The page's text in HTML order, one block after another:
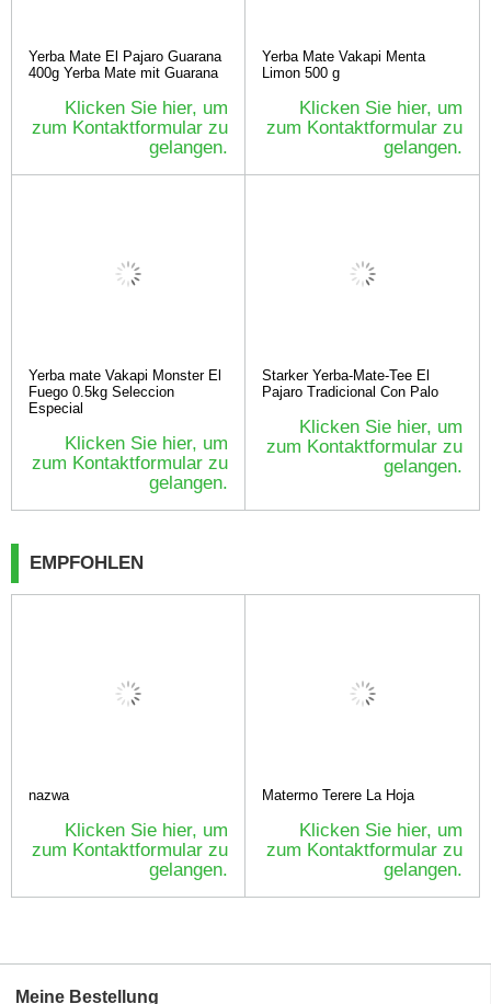
Yerba Mate El Pajaro Guarana
400g Yerba Mate mit Guarana
Klicken Sie hier, um
zum Kontaktformular zu
gelangen.
Yerba Mate Vakapi Menta
Limon 500 g
Klicken Sie hier, um
zum Kontaktformular zu
gelangen.
Yerba mate Vakapi Monster El
Fuego 0.5kg Seleccion
Especial
Klicken Sie hier, um
zum Kontaktformular zu
gelangen.
Starker Yerba-Mate-Tee El
Pajaro Tradicional Con Palo
Klicken Sie hier, um
zum Kontaktformular zu
gelangen.
EMPFOHLEN
nazwa
Klicken Sie hier, um
zum Kontaktformular zu
gelangen.
Matermo Terere La Hoja
Klicken Sie hier, um
zum Kontaktformular zu
gelangen.
Meine Bestellung